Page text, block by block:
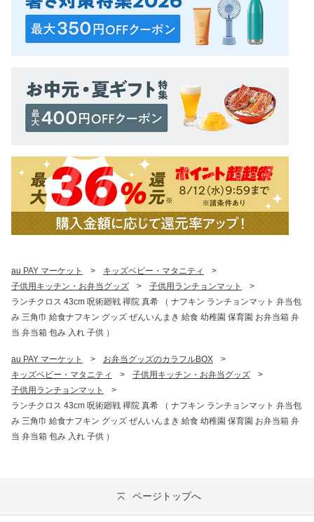
au PAY マーケット > キッズベビー・マタニティ
>
子供用キッチン・お弁当グッズ
> 子供用ランチョンマット
>
ランチクロス 43cm 呪術廻戦 禪院 真希 （ ナフキン ランチョンマット 弁当包
み 三角巾 給食ナフキン グッズ ぜんいんまき 給食 幼稚園 保育園 お弁当箱 弁
当 弁当箱 包み 入れ 子供 ）
au PAY マーケット > お弁当グッズのカラフルBOX
>
キッズベビー・マタニティ
> 子供用キッチン・お弁当グッズ
>
子供用ランチョンマット
>
ランチクロス 43cm 呪術廻戦 禪院 真希 （ ナフキン ランチョンマット 弁当包
み 三角巾 給食ナフキン グッズ ぜんいんまき 給食 幼稚園 保育園 お弁当箱 弁
当 弁当箱 包み 入れ 子供 ）
ページトップへ